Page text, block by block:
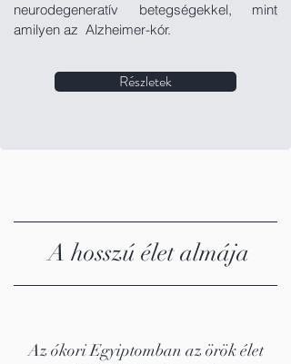
A hosszú élet almája
Az ókori Egyiptomban az örök élet
neurodegeneratív betegségekkel, mint
amilyen az Alzheimer-kór.
Részletek